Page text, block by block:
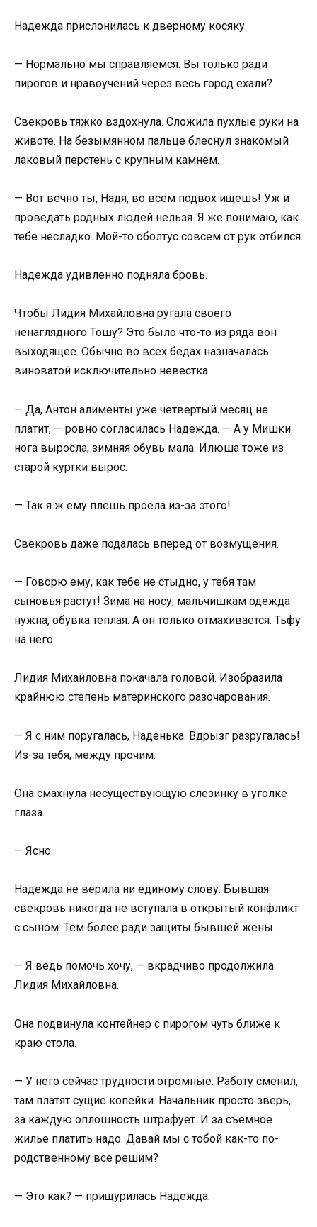
Надежда прислонилась к дверному косяку.
— Нормально мы справляемся. Вы только ради
пирогов и нравоучений через весь город ехали?
Свекровь тяжко вздохнула. Сложила пухлые руки на
животе. На безымянном пальце блеснул знакомый
лаковый перстень с крупным камнем.
— Вот вечно ты, Надя, во всем подвох ищешь! Уж и
проведать родных людей нельзя. Я же понимаю, как
тебе несладко. Мой-то оболтус совсем от рук отбился.
Надежда удивленно подняла бровь.
Чтобы Лидия Михайловна ругала своего
ненаглядного Тошу? Это было что-то из ряда вон
выходящее. Обычно во всех бедах назначалась
виноватой исключительно невестка.
— Да, Антон алименты уже четвертый месяц не
платит, — ровно согласилась Надежда. — А у Мишки
нога выросла, зимняя обувь мала. Илюша тоже из
старой куртки вырос.
— Так я ж ему плешь проела из-за этого!
Свекровь даже подалась вперед от возмущения.
— Говорю ему, как тебе не стыдно, у тебя там
сыновья растут! Зима на носу, мальчишкам одежда
нужна, обувка теплая. А он только отмахивается. Тьфу
на него.
Лидия Михайловна покачала головой. Изобразила
крайнюю степень материнского разочарования.
— Я с ним поругалась, Наденька. Вдрызг разругалась!
Из-за тебя, между прочим.
Она смахнула несуществующую слезинку в уголке
глаза.
— Ясно.
Надежда не верила ни единому слову. Бывшая
свекровь никогда не вступала в открытый конфликт
с сыном. Тем более ради защиты бывшей жены.
— Я ведь помочь хочу, — вкрадчиво продолжила
Лидия Михайловна.
Она подвинула контейнер с пирогом чуть ближе к
краю стола.
— У него сейчас трудности огромные. Работу сменил,
там платят сущие копейки. Начальник просто зверь,
за каждую оплошность штрафует. И за съемное
жилье платить надо. Давай мы с тобой как-то по-
родственному все решим?
— Это как? — прищурилась Надежда.